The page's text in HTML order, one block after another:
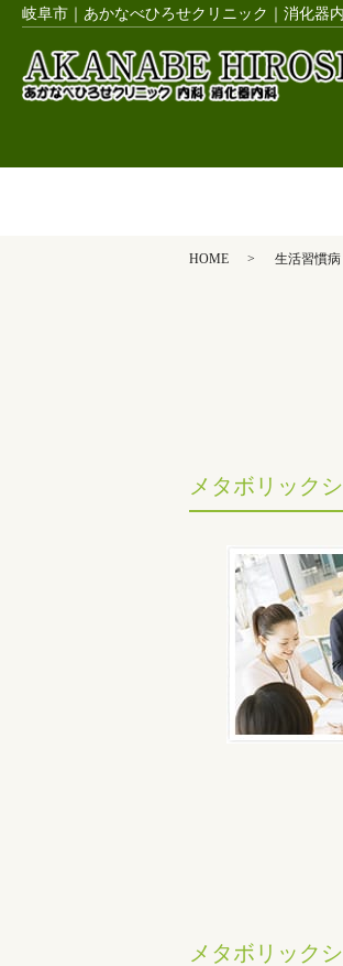
岐阜市｜あかなべひろせクリニック｜消化器
HOME 生活習慣病
メタボリック
メタボリック